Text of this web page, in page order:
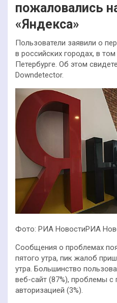
пожаловались
«Яндекса»
Пользователи заявили о
в российских городах, в
Петербурге. Об этом
Downdetector.
Фото: РИА НовостиРИА
Сообщения о проблемах
пятого утра, пик жалоб
утра. Большинство
веб-сайт (87%), проблемы с
авторизацией (3%).